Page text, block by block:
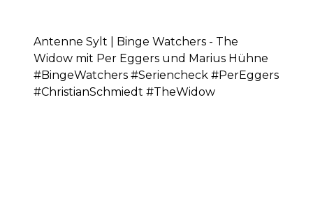
Antenne Sylt | Binge Watchers - The
Widow mit Per Eggers und Marius Hühne
#BingeWatchers #Seriencheck #PerEggers
#ChristianSchmiedt #TheWidow